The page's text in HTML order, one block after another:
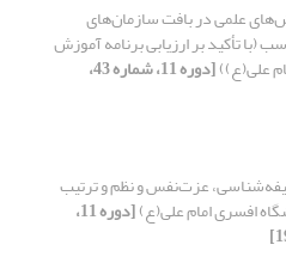
علمی در بافت سازمان‌های
(با تأکید بر ارزیابی برنامه آموزش
علی(ع)) [دوره 11، شماره 43،
عزت‌نفس و نظم ‌و ترتیب
افسری امام علی(ع) [دوره 11،